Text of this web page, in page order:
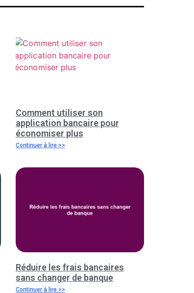
Comment utiliser son
application bancaire pour
économiser plus
Continuer à lire >>
Réduire les frais bancaires
sans changer de banque
Continuer à lire >>